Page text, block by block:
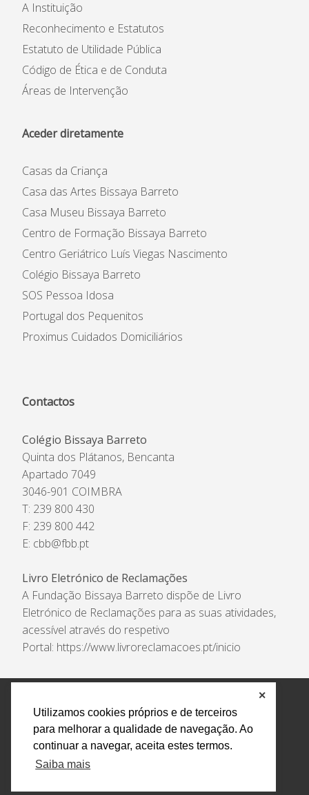
Utilizamos cookies próprios e de terceiros
para melhorar a qualidade de navegação. Ao
continuar a navegar, aceita estes termos.
Saiba mais
✕
A Instituição
Reconhecimento e Estatutos
Estatuto de Utilidade Pública
Código de Ética e de Conduta
Áreas de Intervenção
Aceder diretamente
Casas da Criança
Casa das Artes Bissaya Barreto
Casa Museu Bissaya Barreto
Centro de Formação Bissaya Barreto
Centro Geriátrico Luís Viegas Nascimento
Colégio Bissaya Barreto
SOS Pessoa Idosa
Portugal dos Pequenitos
Proximus Cuidados Domiciliários
Contactos
Colégio Bissaya Barreto
Quinta dos Plátanos, Bencanta
Apartado 7049
3046-901 COIMBRA
T: 239 800 430
F: 239 800 442
E: cbb@fbb.pt
Livro Eletrónico de Reclamações
A Fundação Bissaya Barreto dispõe de Livro
Eletrónico de Reclamações para as suas atividades,
acessível através do respetivo
Portal: https://www.livroreclamacoes.pt/inicio
Política de Privacidade e Tratamento de Dados
Encarregado de Proteção de Dados
Livro Eletrónico
de Reclamações
Canal de Denúncias
Todos os direitos reservados Design by AM. Developed by